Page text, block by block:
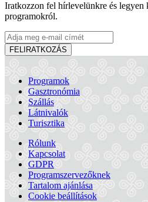
Iratkozzon fel hírlevelünkre és legyen
programokról.
FELIRATKOZÁS
Programok
Gasztronómia
Szállás
Látnivalók
Turisztika
Rólunk
Kapcsolat
GDPR
Programszervezőknek
Tartalom ajánlása
Cookie beállítások